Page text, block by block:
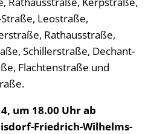
Leostraße,
Rathausstraße,
Schillerstraße, Dechant-
Flachtenstraße und
um 18.00 Uhr ab
Friedrich-Wilhelms-